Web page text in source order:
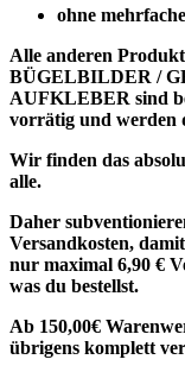
ohne
Alle anderen
BÜGELBILDER /
AUFKLEBER sind
vorrätig und werden
Wir finden das
alle.
Daher
Versandkosten,
nur maximal 6,90 €
was du bestellst.
Ab 150,00€
übrigens komplett